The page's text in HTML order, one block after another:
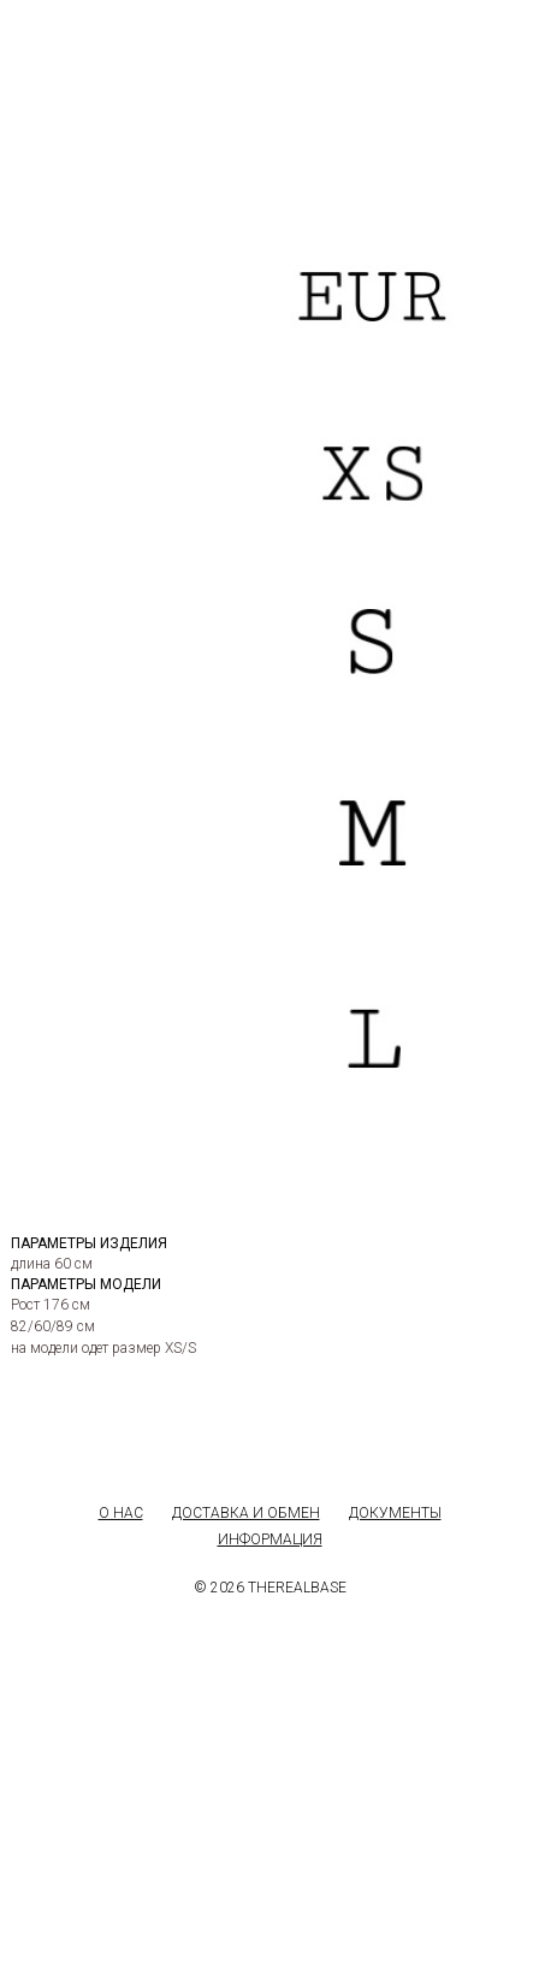
ПАРАМЕТРЫ ИЗДЕЛИЯ
длина 60 см
ПАРАМЕТРЫ МОДЕЛИ
Рост 176 см
82/60/89 см
на модели одет размер XS/S
О НАС ДОСТАВКА И ОБМЕН
ДОКУМЕНТЫ
ИНФОРМАЦИЯ
© 2026 THEREALBASE